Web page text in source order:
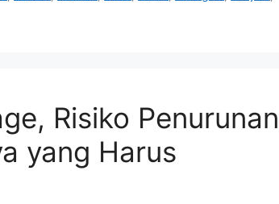
Risiko Penurunan
yang Harus